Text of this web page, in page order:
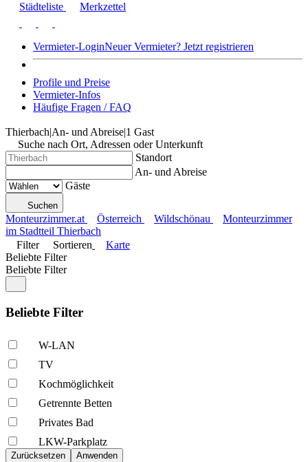
Städteliste Merkzettel
Vermieter-LoginNeuer Vermieter? Jetzt registrieren
Profile und Preise
Vermieter-Infos
Häufige Fragen / FAQ
Thierbach|An- und Abreise|1 Gast
Suche nach Ort, Adressen oder Unterkunft
Standort
An- und Abreise
Gäste
Suchen
Monteurzimmer.at Österreich Wildschönau
Monteurzimmer
im Stadtteil Thierbach
Filter
Sortieren
Karte
Beliebte Filter
Beliebte Filter
Beliebte Filter
W-LAN
TV
Kochmöglich­keit
Getrennte Betten
Privates Bad
LKW-Parkplatz